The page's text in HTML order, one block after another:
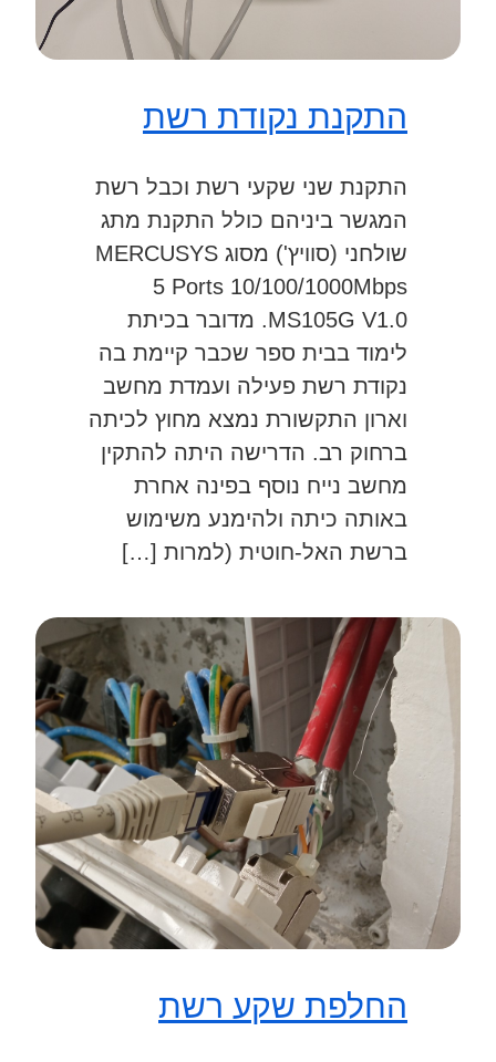
התקנת נקודת רשת
התקנת שני שקעי רשת וכבל רשת
המגשר ביניהם כולל התקנת מתג
שולחני (סוויץ') מסוג MERCUSYS
5 Ports 10/100/1000Mbps
MS105G V1.0. מדובר בכיתת
לימוד בבית ספר שכבר קיימת בה
נקודת רשת פעילה ועמדת מחשב
וארון התקשורת נמצא מחוץ לכיתה
ברחוק רב. הדרישה היתה להתקין
מחשב נייח נוסף בפינה אחרת
באותה כיתה ולהימנע משימוש
ברשת האל-חוטית (למרות […]
החלפת שקע רשת